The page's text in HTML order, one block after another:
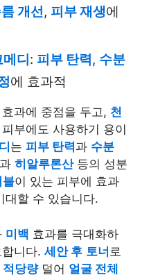
개선, 피부 재생에
디 : 피부 탄력 , 수분
에 효과적
효과에 중점을 두고, 천
부에도 사용하기 용이
는 피부 탄력과 수분
과 히알루론산등의 성분
블이 있는 피부에 효과
대할 수 있습니다.
미백 효과를 극대화하
니다. 세안 후 토너 로
적당량덜어 얼굴 전체